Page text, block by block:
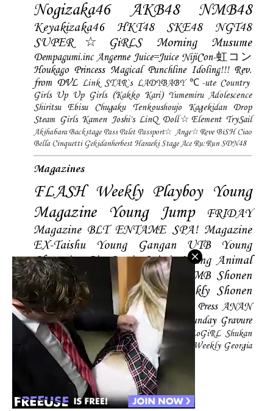
Nogizaka46 AKB48 NMB48
Keyakizaka46 HKT48 SKE48
NGT48
SUPER☆GiRLS
Morning Musume
Dempagumi.inc Angerme Juice=Juice NijiCon-虹コン
Houkago Princess Magical Punchline Idoling!!! Rev.
from DVL Link STAR`s LADYBABY ℃-ute Country
Girls Up Up Girls (Kakko Kari) Yumemiru Adolescence
Shiritsu Ebisu Chugaku
Tenkoushoujo Kagekidan
Drop
Steam Girls Kamen Joshi's LinQ Doll☆Element TrySail
Akihabara Backstage Pass Palet Passport☆ Ange☆Reve BiSH Ciao
Bella Cinquetti Gekidanherbest Haraeki Stage Ace Ru:Run SDN48
Magazines
FLASH Weekly Playboy Young
Magazine
Young Jump
FRIDAY
Magazine BLT ENTAME SPA! Magazine
EX-Taishu
Young Gangan UTB
Young
Champion Big Comic Spirtis Young Animal
Shonen Magazine
BUBKA BOMB Shonen
Champion
Manga Action
Weekly Shonen
Sunday Photobooks BRODY Hustle Press ANAN
Magazine
SMART Magazine Young Sunday Gravure
The Television CD&DL My Girl Daily LoGiRL Shukan
Taishu Girls! Magazine Soccer Game King Weekly Georgia
Sunday Magazine Mery Magazine